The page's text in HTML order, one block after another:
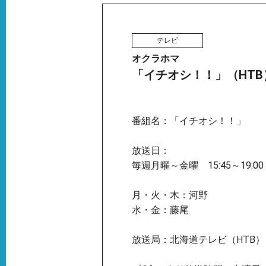
テレビ
オクラホマ
「イチオシ！！」（
番組名：「イチオシ！！」
放送日：
毎週月曜～金曜 15:45～19:00
月・火・木：河野
水・金：藤尾
放送局：北海道テレビ（HTB）